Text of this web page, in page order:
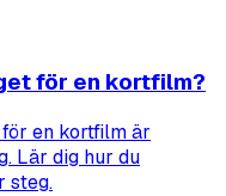
för en kortfilm?
en kortfilm är
Lär dig hur du
steg.